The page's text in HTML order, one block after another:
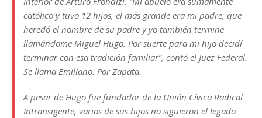
católico y tuvo 12 hijos, el más grande era mi padre, que
heredó el nombre de su padre y yo también termine
llamándome Miguel Hugo. Por suerte para mi hijo decidí
terminar con esa tradición familiar”, contó el Juez Federal.
Se llama Emiliano. Por Zapata.
A pesar de Hugo fue fundador de la Unión Cívica Radical
Intransigente, varios de sus hijos no siguieron el legado